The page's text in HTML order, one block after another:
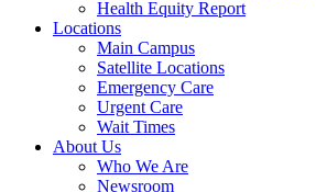
Health Equity Report
Locations
Main Campus
Satellite Locations
Emergency Care
Urgent Care
Wait Times
About Us
Who We Are
Newsroom